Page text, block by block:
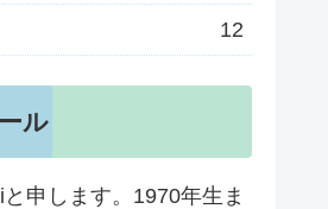
12
ル
と申します。1970年生ま